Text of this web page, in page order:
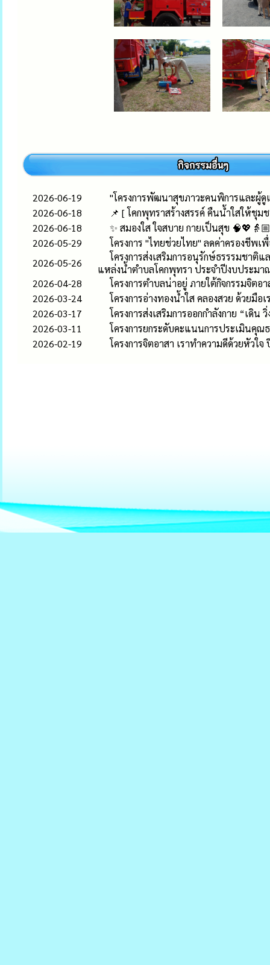
2026-06-19
"โครงการพัฒนาสุขภาวะคนพิการและผู้
2026-06-18
📌 [ โคกพุทราสร้างสรรค์ คืนน้ำใสให้ชุม
2026-06-18
✨ สมองใส ใจสบาย กายเป็นสุข
2026-05-29
โครงการ "ไทยช่วยไทย" ลดค่าครองชีพเ
2026-05-26
โครงการส่งเสริมการอนุรักษ์ธรรรมชาติ
แหล่งน้ำตำบลโคกพุทรา ประจำปีงบประมา
2026-04-28
โครงการตำบลน่าอยู่ ภายใต้กิจกรรมจิต
2026-03-24
โครงการอ่างทองน้ำใส คลองสวย ด้วยมื
2026-03-17
โครงการส่งเสริมการออกกำลังกาย “เดิ
2026-03-11
โครงการยกระดับคะแนนการประเมินคุ
2026-02-19
โครงการจิตอาสา เราทำความดีด้วยหัวใ